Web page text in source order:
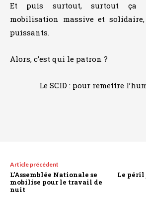
Et puis surtout, surtout ça
mobilisation massive et
puissants.
Alors, c’est qui le patron ?
Le SCID : pour remettre
Article précédent
L’Assemblée Nationale se
mobilise pour le travail de
nuit
Le péril